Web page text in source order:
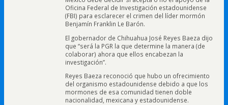
Oficina Federal de Investigación estadounidense
(FBI) para esclarecer el crimen del líder mormón
Benjamín Franklin Le Barón.
El gobernador de Chihuahua José Reyes Baeza dijo
que “será la PGR la que determine la manera (de
colaborar) ahora que ellos encabezan la
investigación”.
Reyes Baeza reconoció que hubo un ofrecimiento
del organismo estadounidense debido a que los
mormones de esa comunidad tienen doble
nacionalidad, mexicana y estadounidense.